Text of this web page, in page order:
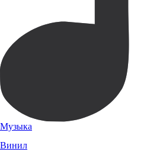
Музыка
Винил